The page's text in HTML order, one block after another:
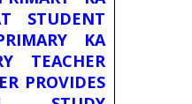
STUDENT
KA
TEACHER
PROVIDES